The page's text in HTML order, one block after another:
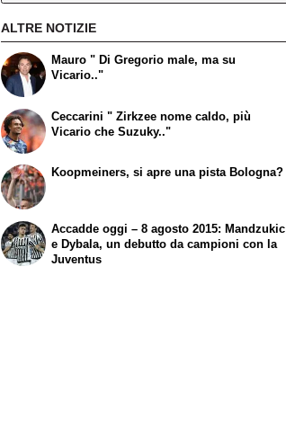
ALTRE NOTIZIE
Mauro " Di Gregorio male, ma su
Vicario.."
Ceccarini " Zirkzee nome caldo, più
Vicario che Suzuky.."
Koopmeiners, si apre una pista Bologna?
Accadde oggi – 8 agosto 2015: Mandzukic
e Dybala, un debutto da campioni con la
Juventus